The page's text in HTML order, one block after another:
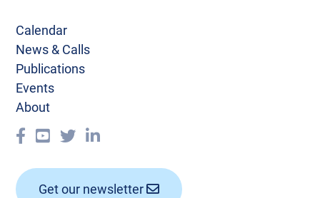
Calendar
News & Calls
Publications
Events
About
Get our newsletter